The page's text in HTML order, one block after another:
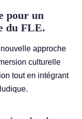
pour un
du FLE.
approche
culturelle
tout en intégrant